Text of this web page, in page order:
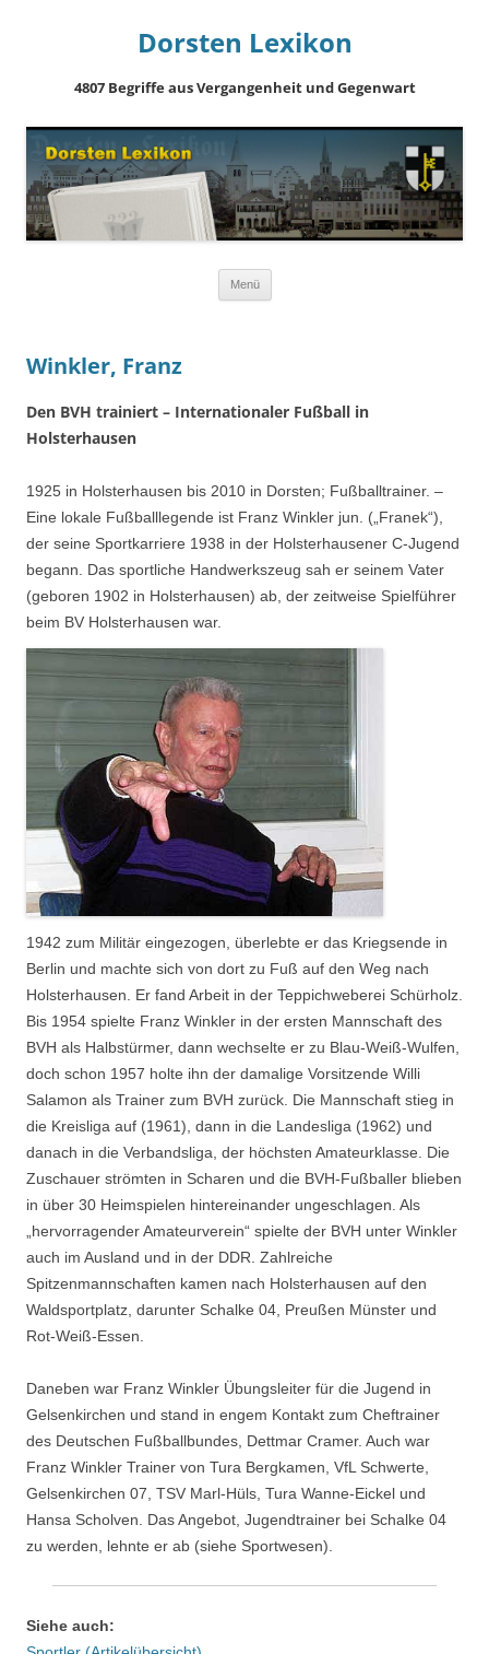
Dorsten Lexikon
4807 Begriffe aus Vergangenheit und Gegenwart
Menü
Winkler, Franz
Den BVH trainiert – Internationaler Fußball in
Holsterhausen
1925 in Holsterhausen bis 2010 in Dorsten; Fußballtrainer. –
Eine lokale Fußballlegende ist Franz Winkler jun. („Franek“),
der seine Sportkarriere 1938 in der Holsterhausener C-Jugend
begann. Das sportliche Handwerkszeug sah er seinem Vater
(geboren 1902 in Holsterhausen) ab, der zeitweise Spielführer
beim BV Holsterhausen war.
1942 zum Militär eingezogen, überlebte er das Kriegsende in
Berlin und machte sich von dort zu Fuß auf den Weg nach
Holsterhausen. Er fand Arbeit in der Teppichweberei Schürholz.
Bis 1954 spielte Franz Winkler in der ersten Mannschaft des
BVH als Halbstürmer, dann wechselte er zu Blau-Weiß-Wulfen,
doch schon 1957 holte ihn der damalige Vorsitzende Willi
Salamon als Trainer zum BVH zurück. Die Mannschaft stieg in
die Kreisliga auf (1961), dann in die Landesliga (1962) und
danach in die Verbandsliga, der höchsten Amateurklasse. Die
Zuschauer strömten in Scharen und die BVH-Fußballer blieben
in über 30 Heimspielen hintereinander ungeschlagen. Als
„hervorragender Amateurverein“ spielte der BVH unter Winkler
auch im Ausland und in der DDR. Zahlreiche
Spitzenmannschaften kamen nach Holsterhausen auf den
Waldsportplatz, darunter Schalke 04, Preußen Münster und
Rot-Weiß-Essen.
Daneben war Franz Winkler Übungsleiter für die Jugend in
Gelsenkirchen und stand in engem Kontakt zum Cheftrainer
des Deutschen Fußballbundes, Dettmar Cramer. Auch war
Franz Winkler Trainer von Tura Bergkamen, VfL Schwerte,
Gelsenkirchen 07, TSV Marl-Hüls, Tura Wanne-Eickel und
Hansa Scholven. Das Angebot, Jugendtrainer bei Schalke 04
zu werden, lehnte er ab (siehe Sportwesen).
Siehe auch: